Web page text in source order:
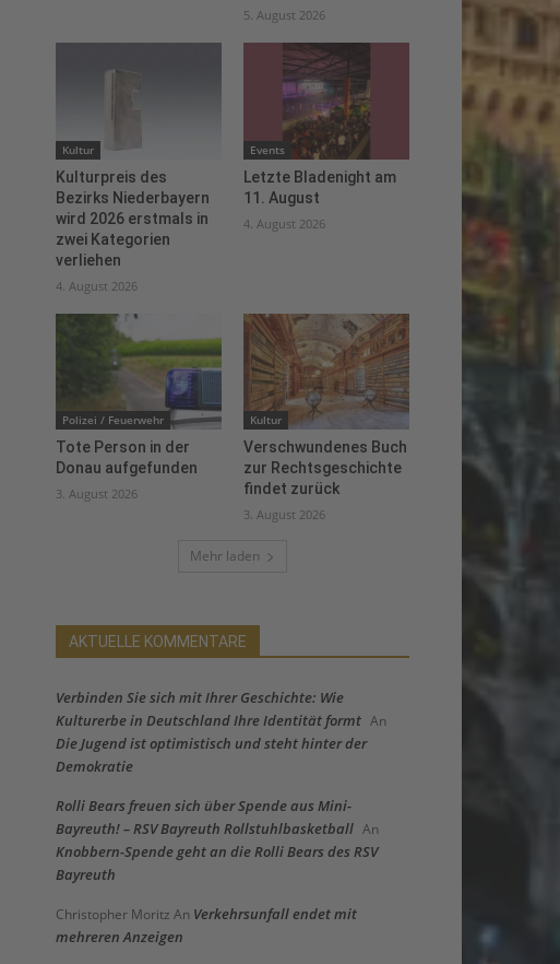
5. August 2026
Kultur
Kulturpreis des
Bezirks Niederbayern
wird 2026 erstmals in
zwei Kategorien
verliehen
4. August 2026
Events
Letzte Bladenight am
11. August
4. August 2026
Polizei / Feuerwehr
Tote Person in der
Donau aufgefunden
3. August 2026
Kultur
Verschwundenes Buch
zur Rechtsgeschichte
findet zurück
3. August 2026
Mehr laden
AKTUELLE KOMMENTARE
Verbinden Sie sich mit Ihrer Geschichte: Wie
Kulturerbe in Deutschland Ihre Identität formt An
Die Jugend ist optimistisch und steht hinter der
Demokratie
Rolli Bears freuen sich über Spende aus Mini-
Bayreuth! – RSV Bayreuth Rollstuhlbasketball An
Knobbern-Spende geht an die Rolli Bears des RSV
Bayreuth
Christopher Moritz An Verkehrsunfall endet mit
mehreren Anzeigen